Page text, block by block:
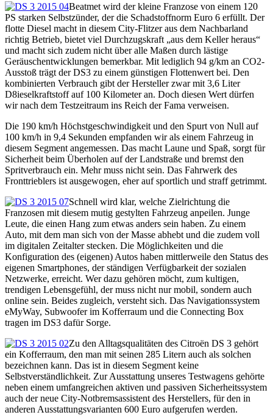
Beatmet wird der kleine Franzose von einem 120
PS starken Selbstzünder, der die Schadstoffnorm Euro 6 erfüllt. Der
flotte Diesel macht in diesem City-Flitzer aus dem Nachbarland
richtig Betrieb, bietet viel Durchzugskraft „aus dem Keller heraus“
und macht sich zudem nicht über alle Maßen durch lästige
Geräuschentwicklungen bemerkbar. Mit lediglich 94 g/km an CO2-
Ausstoß trägt der DS3 zu einem günstigen Flottenwert bei. Den
kombinierten Verbrauch gibt der Hersteller zwar mit 3,6 Liter
D8ieselkraftstoff auf 100 Kilometer an. Doch diesen Wert dürfen
wir nach dem Testzeitraum ins Reich der Fama verweisen.
Die 190 km/h Höchstgeschwindigkeit und den Spurt von Null auf
100 km/h in 9,4 Sekunden empfanden wir als einem Fahrzeug in
diesem Segment angemessen. Das macht Laune und Spaß, sorgt für
Sicherheit beim Überholen auf der Landstraße und bremst den
Spritverbrauch ein. Mehr muss nicht sein. Das Fahrwerk des
Fronttrieblers ist ausgewogen, eher auf sportlich und straff getrimmt.
Schnell wird klar, welche Zielrichtung die
Franzosen mit diesem mutig gestylten Fahrzeug anpeilen. Junge
Leute, die einen Hang zum etwas anders sein haben. Zu einem
Auto, mit dem man sich von der Masse abhebt und die zudem voll
im digitalen Zeitalter stecken. Die Möglichkeiten und die
Konfiguration des (eigenen) Autos haben mittlerweile den Status des
eigenen Smartphones, der ständigen Verfügbarkeit der sozialen
Netzwerke, erreicht. Wer dazu gehören möcht, zum kultigen,
trendigen Lebensgefühl, der muss nicht nur mobil, sondern auch
online sein. Beides zugleich, versteht sich. Das Navigationssystem
eMyWay, Subwoofer im Kofferraum und die Connecting Box
tragen im DS3 dafür Sorge.
Zu den Alltagsqualitäten des Citroën DS 3 gehört
ein Kofferraum, den man mit seinen 285 Litern auch als solchen
bezeichnen kann. Das ist in diesem Segment keine
Selbstverständlichkeit. Zur Ausstattung unseres Testwagens gehörte
neben einem umfangreichen aktiven und passiven Sicherheitssystem
auch der neue City-Notbremsassistent des Herstellers, für den in
anderen Ausstattungsvarianten 600 Euro aufgerufen werden.